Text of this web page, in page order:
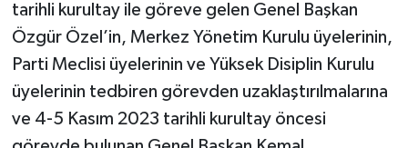
tarihli kurultay ile göreve gelen Genel Başkan
Özgür Özel’in, Merkez Yönetim Kurulu üyelerinin,
Parti Meclisi üyelerinin ve Yüksek Disiplin Kurulu
üyelerinin tedbiren görevden uzaklaştırılmalarına
ve 4-5 Kasım 2023 tarihli kurultay öncesi